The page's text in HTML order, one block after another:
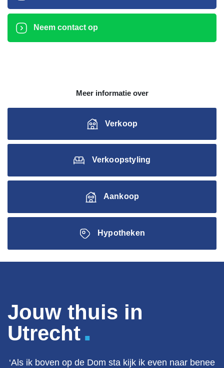
Neem contact op
Meer informatie over
Verkoop
Verkoopstyling
Aankoop
Hypotheken
Jouw thuis in
Utrecht.
‘Als ik boven op de Dom sta kijk ik even naar benee